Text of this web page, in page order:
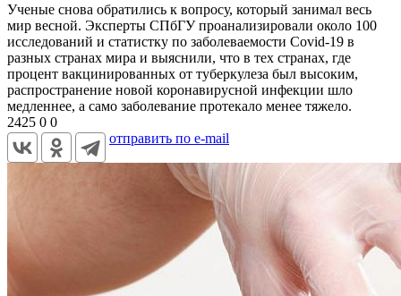
Ученые снова обратились к вопросу, который занимал весь
мир весной. Эксперты СПбГУ проанализировали около 100
исследований и статистку по заболеваемости Covid-19 в
разных странах мира и выяснили, что в тех странах, где
процент вакцинированных от туберкулеза был высоким,
распространение новой коронавирусной инфекции шло
медленнее, а само заболевание протекало менее тяжело.
2425 0 0
отправить по e-mail